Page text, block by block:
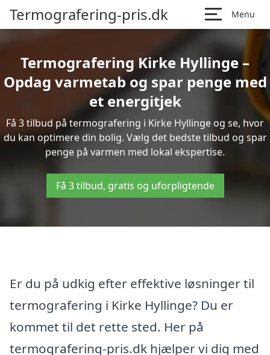
Termografering-pris.dk Menu
Termografering Kirke Hyllinge –
Opdag varmetab og spar penge med
et energitjek
Få 3 tilbud på termografering i Kirke Hyllinge og se, hvor
du kan optimere din bolig. Vælg det bedste tilbud og spar
penge på varmen med lokal ekspertise.
Få 3 tilbud, gratis og uforpligtende
Er du på udkig efter effektive løsninger til
termografering i Kirke Hyllinge? Du er
kommet til det rette sted. Her på
termografering-pris.dk hjælper vi dig med